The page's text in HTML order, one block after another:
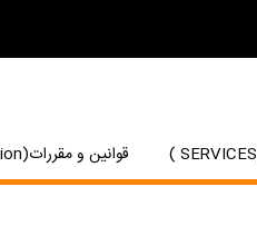
قوانین و مقررات(Terms and Condition)